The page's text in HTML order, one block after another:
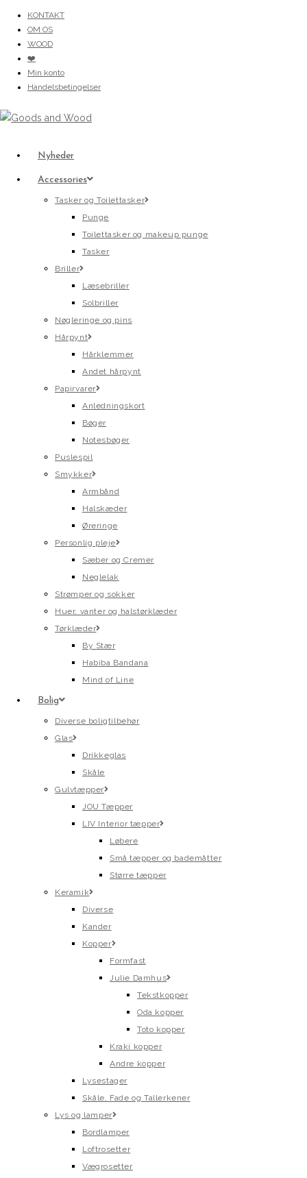
content
KONTAKT
OM OS
WOOD
❤️
Min konto
Handelsbetingelser
Nyheder
Accessories
Tasker og Toilettasker
Punge
Toilettasker og makeup punge
Tasker
Briller
Læsebriller
Solbriller
Nøgleringe og pins
Hårpynt
Hårklemmer
Andet hårpynt
Papirvarer
Anledningskort
Bøger
Notesbøger
Puslespil
Smykker
Armbånd
Halskæder
Øreringe
Personlig pleje
Sæber og Cremer
Neglelak
Strømper og sokker
Huer, vanter og halstørklæder
Tørklæder
By Stær
Habiba Bandana
Mind of Line
Bolig
Diverse boligtilbehør
Glas
Drikkeglas
Skåle
Gulvtæpper
JOU Tæpper
LIV Interior tæpper
Løbere
Små tæpper og bademåtter
Større tæpper
Keramik
Diverse
Kander
Kopper
Formfast
Julie Damhus
Tekstkopper
Oda kopper
Toto kopper
Kraki kopper
Andre kopper
Lysestager
Skåle, Fade og Tallerkener
Lys og lamper
Bordlamper
Loftrosetter
Vægrosetter